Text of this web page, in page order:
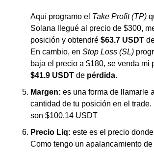
Aquí programo el Take Profit (TP)
Solana llegué al precio de $300,
posición y obtendré $63.7 USDT
En cambio, en Stop Loss (SL)
$41.9 USDT de pérdida.
Margen: es una forma de llamarle
cantidad de tu posición en el trade.
son $100.14 USDT
Precio Liq: este es el precio
Como tengo un apalancamiento